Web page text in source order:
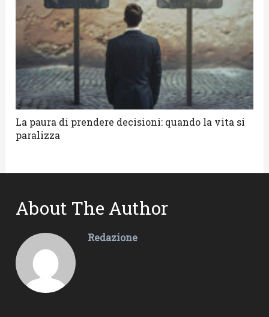
La paura di prendere decisioni: quando la vita si
paralizza
About The Author
Redazione